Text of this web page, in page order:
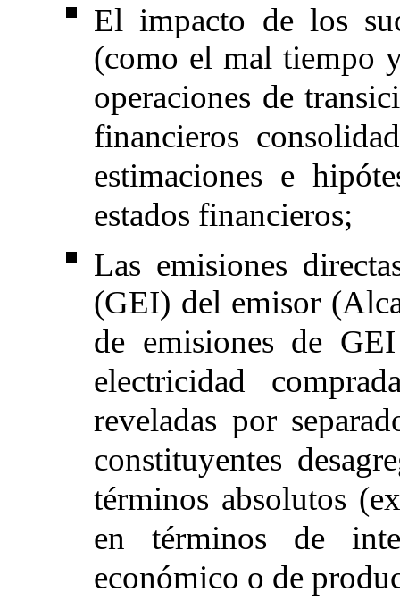
El impacto de los
(como el mal tiempo
operaciones de
financieros
estimaciones e
estados financieros;
Las emisiones
(GEI) del emisor
de emisiones de
electricidad
reveladas por
constituyentes
términos absolutos
en términos de
económico o de